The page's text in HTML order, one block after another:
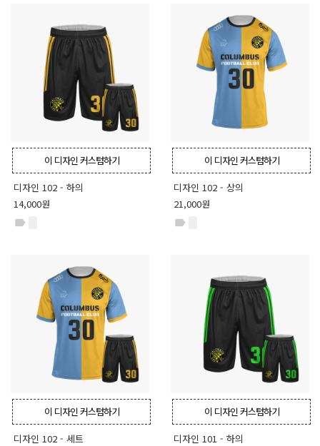
이 디자인 커스텀하기
디자인 102 - 하의
14,000원
label
이 디자인 커스텀하기
디자인 102 - 상의
21,000원
label
이 디자인 커스텀하기
디자인 102 - 세트
이 디자인 커스텀하기
디자인 101 - 하의